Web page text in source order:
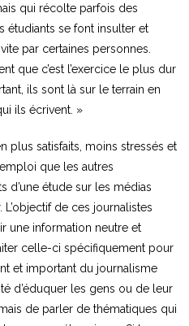
qui récolte parfois des
étudiants se font insulter et
par certaines personnes.
que c’est l’exercice le plus dur
ils sont là sur le terrain en
ils écrivent. »
plus satisfaits, moins stressés et
que les autres
d’une étude sur les médias
de ces journalistes
une information neutre et
celle-ci spécifiquement pour
et important du journalisme
d’éduquer les gens ou de leur
de parler de thématiques qui